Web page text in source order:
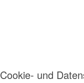
Cookie- und